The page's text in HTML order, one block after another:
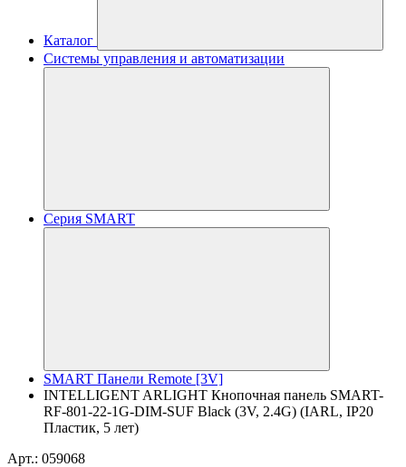
Каталог
Системы управления и автоматизации
Серия SMART
SMART Панели Remote [3V]
INTELLIGENT ARLIGHT Кнопочная панель SMART-
RF-801-22-1G-DIM-SUF Black (3V, 2.4G) (IARL, IP20
Пластик, 5 лет)
Арт.: 059068